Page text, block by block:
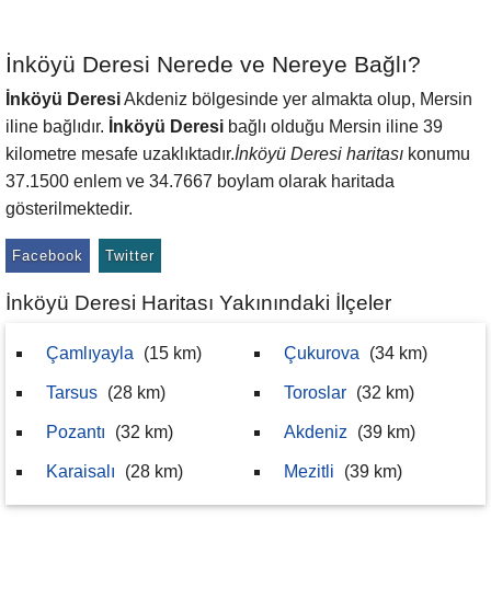
İnköyü Deresi Nerede ve Nereye Bağlı?
İnköyü DeresiAkdeniz bölgesinde yer almakta olup, Mersin
iline bağlıdır. İnköyü Deresi bağlı olduğu Mersin iline 39
kilometre mesafe uzaklıktadır.İnköyü Deresi haritası konumu
37.1500 enlem ve 34.7667 boylam olarak haritada
gösterilmektedir.
Facebook Twitter
İnköyü Deresi Haritası Yakınındaki İlçeler
Çamlıyayla (15 km)
Tarsus (28 km)
Pozantı (32 km)
Karaisalı (28 km)
Çukurova (34 km)
Toroslar (32 km)
Akdeniz (39 km)
Mezitli (39 km)